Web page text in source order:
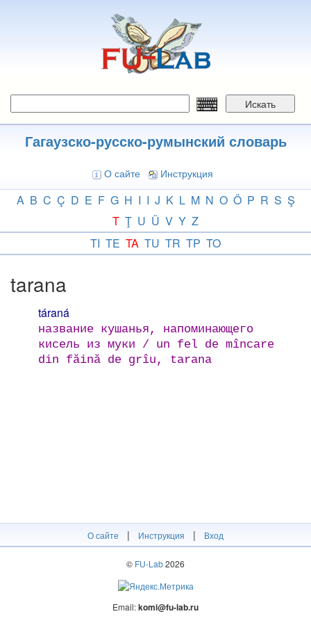
Искать
Гагаузско-русско-румынский словарь
О сайте Инструкция
A B C Ç D E F G H I I J K L M N O Ö P R S Ş
T Ţ U Ü V Y Z
TI TE TA TU TR TP TO
tarana
táraná
название кушанья, напоминающего
кисель из муки / un fel de mîncare
din făină de grîu, tarana
О сайте | Инструкция | Вход
© FU-Lab2026
Email:komi@fu-lab.ru